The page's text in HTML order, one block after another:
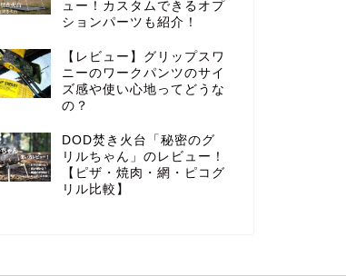
ュー！カスタムできるオプ
ションパーツも紹介！
【レビュー】グリップスワ
ニーのワークパンツのサイ
ズ感や使い心地ってどうな
の？
DOD焚き火台「秘密のグ
リルちゃん」のレビュー！
【ピザ・焼肉・網・ピコグ
リル比較】